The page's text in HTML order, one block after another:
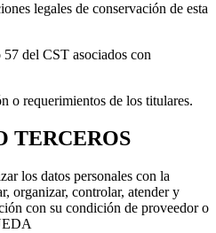
legales de conservación de esta
del CST asociados con
o requerimientos de los titulares.
TERCEROS
los datos personales con la
organizar, controlar, atender y
con su condición de proveedor o